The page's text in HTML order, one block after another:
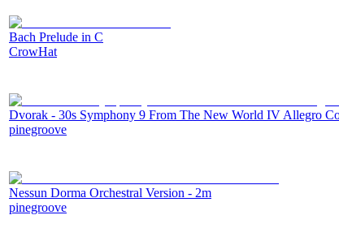
Bach Prelude in C
CrowHat
Dvorak - 30s Symphony 9 From The New World IV Allegro
pinegroove
Nessun Dorma Orchestral Version - 2m
pinegroove